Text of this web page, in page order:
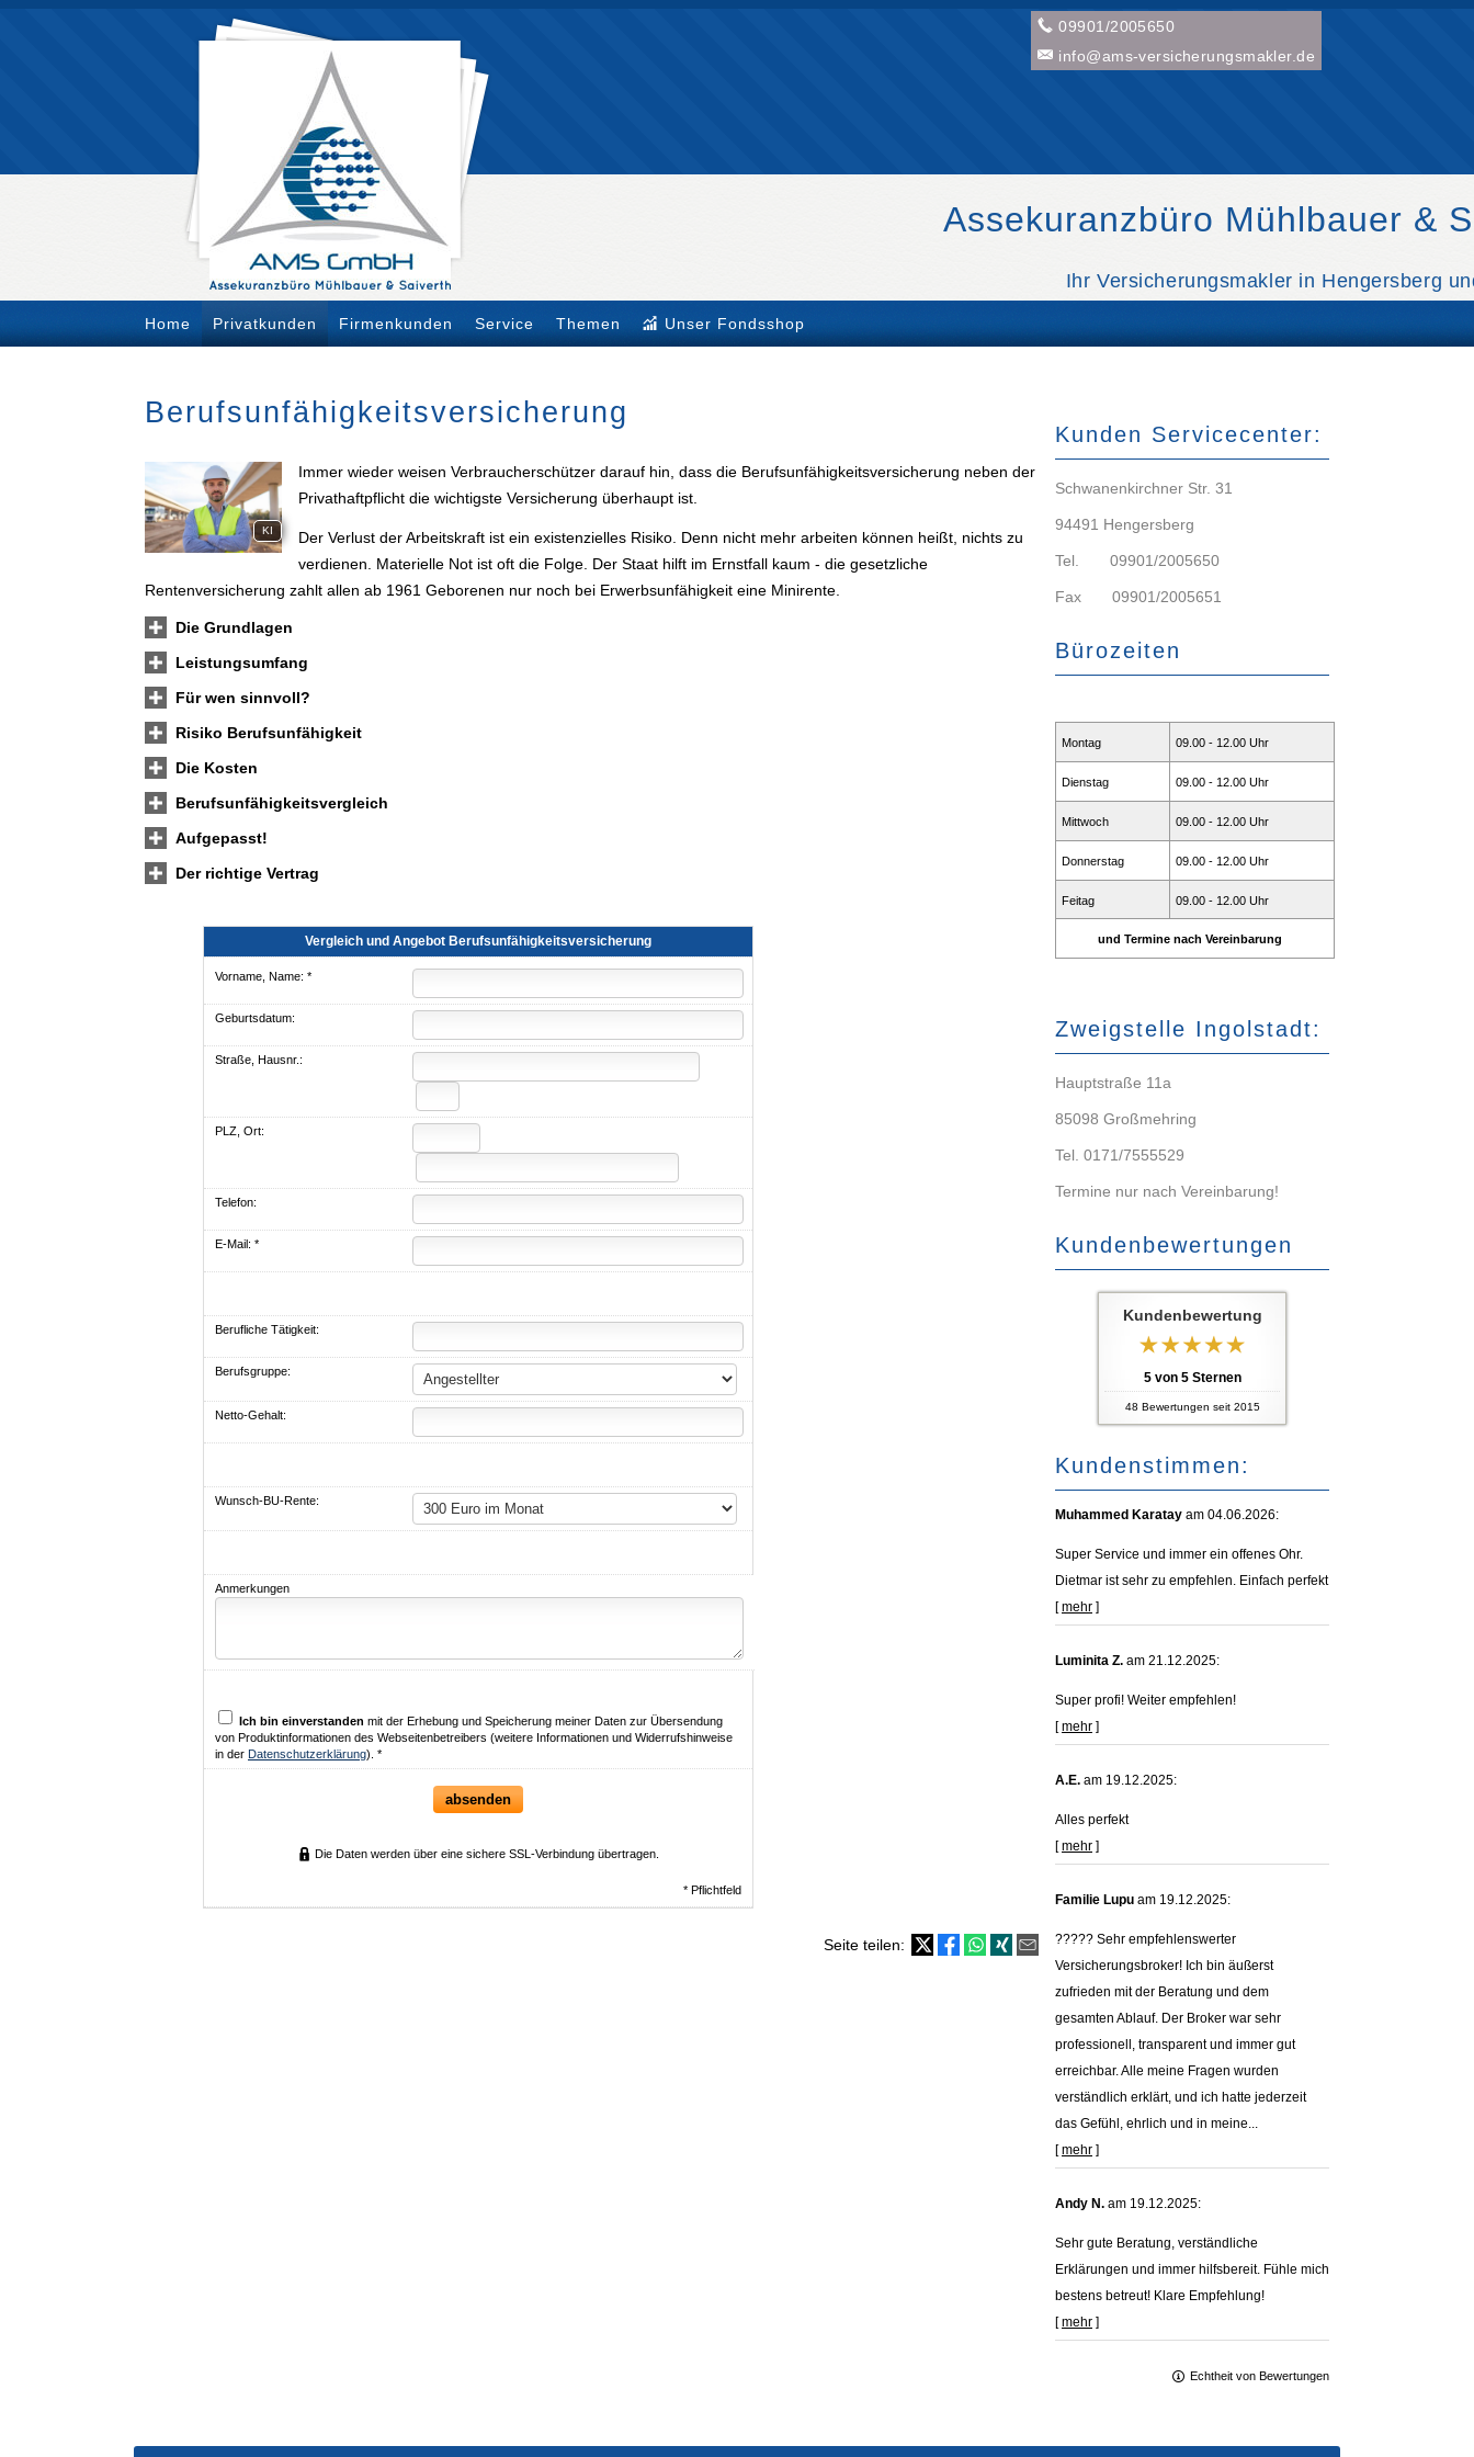
Assekuranzbüro Mühlbauer &
Ihr Ver­sicherungs­makler in Hengersberg
09901/2005650
info@ams-versicherungsmakler.de
Home Privatkunden Firmenkunden Service Themen Unser Fondsshop
Kunden Servicecenter:
Schwanenkirchner Str. 31
94491 Hengersberg
Tel. 09901/2005650
Fax 09901/2005651
Bürozeiten
Montag 09.00 - 12.00 Uhr
Dienstag 09.00 - 12.00 Uhr
Mittwoch 09.00 - 12.00 Uhr
Donnerstag 09.00 - 12.00 Uhr
Feitag 09.00 - 12.00 Uhr
und Termine nach Vereinbarung
Zweigstelle Ingolstadt:
Hauptstraße 11a
85098 Großmehring
Tel. 0171/7555529
Termine nur nach Vereinbarung!
Kundenbewertungen
Kundenbewertung
5von 5Sternen
48 Bewertungen seit 2015
Kundenstimmen:
Muhammed Karatay am 04.06.2026:
Super Service und immer ein offenes Ohr.
Dietmar ist sehr zu empfehlen. Einfach perfekt
[mehr ]
Luminita Z. am 21.12.2025:
Super profi! Weiter empfehlen!
[mehr ]
A.E. am 19.12.2025:
Alles perfekt
[mehr ]
Familie Lupu am 19.12.2025:
????? Sehr empfehlenswerter
Versicherungsbroker! Ich bin äußerst
zufrieden mit der Beratung und dem
gesamten Ablauf. Der Broker war sehr
professionell, transparent und immer gut
erreichbar. Alle meine Fragen wurden
verständlich erklärt, und ich hatte jederzeit
das Gefühl, ehrlich und in meine...
[mehr ]
Andy N. am 19.12.2025:
Sehr gute Beratung, verständliche
Erklärungen und immer hilfsbereit. Fühle mich
bestens betreut! Klare Empfehlung!
[mehr ]
Echtheit von Bewertungen
Berufs­unfähig­keitsversicherung
KI
Immer wieder weisen Verbraucherschützer darauf hin, dass die Berufs­unfähig­keitsversicherung neben der
Privathaftpflicht die wichtigste Versicherung überhaupt ist.
Der Verlust der Arbeitskraft ist ein existenzielles Risiko. Denn nicht mehr arbeiten können heißt, nichts zu
verdienen. Materielle Not ist oft die Folge. Der Staat hilft im Ernstfall kaum - die gesetzliche
Rentenversicherung zahlt allen ab 1961 Geborenen nur noch bei Erwerbsunfähigkeit eine Minirente.
Die Grundlagen
Leistungsumfang
Für wen sinnvoll?
Risiko Berufs­unfähig­keit
Die Kosten
Berufs­unfähig­keitsvergleich
Aufgepasst!
Der richtige Vertrag
Vergleich und Angebot Berufs­unfähig­keitsversicherung
Vorname, Name: *
Geburts­datum:
Straße, Hausnr.:
PLZ, Ort:
Telefon:
E-Mail: *
Berufliche Tätigkeit:
Berufsgruppe:
Netto-Gehalt:
Wunsch-BU-Rente:
Anmerkungen
Ich bin einverstanden mit der Erhebung und Speicherung meiner Daten zur Übersendung
von Produktinformationen des Webseitenbetreibers (weitere Informationen und Widerrufshinweise
in der Datenschutzerklärung). *
absenden
Die Daten werden über eine sichere SSL-Verbindung übertragen.
* Pflichtfeld
Seite teilen: